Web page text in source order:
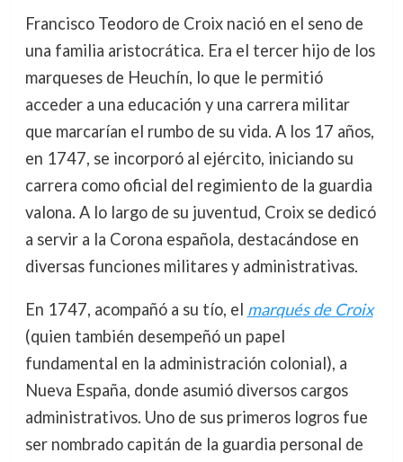
Francisco Teodoro de Croix nació en el seno de
una familia aristocrática. Era el tercer hijo de los
marqueses de Heuchín, lo que le permitió
acceder a una educación y una carrera militar
que marcarían el rumbo de su vida. A los 17 años,
en 1747, se incorporó al ejército, iniciando su
carrera como oficial del regimiento de la guardia
valona. A lo largo de su juventud, Croix se dedicó
a servir a la Corona española, destacándose en
diversas funciones militares y administrativas.
En 1747, acompañó a su tío, el marqués de Croix
(quien también desempeñó un papel
fundamental en la administración colonial), a
Nueva España, donde asumió diversos cargos
administrativos. Uno de sus primeros logros fue
ser nombrado capitán de la guardia personal de